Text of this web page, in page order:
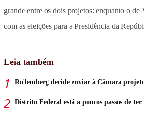
grande entre os dois projetos: enquanto o
com as eleições para a Presidência da
Leia também
Rollemberg decide enviar à Câmara
Distrito Federal está a poucos passos de